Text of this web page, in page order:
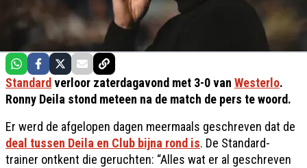
Standard verloor zaterdagavond met 3-0 van Westerlo.
Ronny Deila stond meteen na de match de pers te woord.
Er werd de afgelopen dagen meermaals geschreven dat de
deal tussen Deila en Club bijna rond is. De Standard-
trainer ontkent die geruchten: “Alles wat er al geschreven